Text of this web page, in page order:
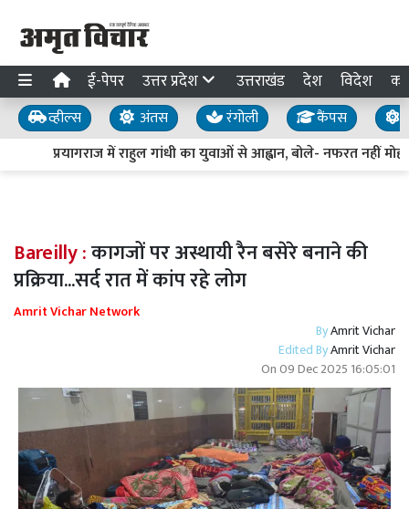
ई-पेपर उत्तर प्रदेश उत्तराखंड देश विदेश
व्हील्स अंतस रंगोली कैंपस
प्रयागराज में राहुल गांधी का युवाओं से आह्वान, बोले- नफरत नहीं
Bareilly :कागजों पर अस्थायी रैन बसेरे बनाने की
प्रक्रिया...सर्द रात में कांप रहे लोग
Amrit Vichar Network
ByAmrit Vichar
Edited ByAmrit Vichar
On09 Dec 2025 16:05:01